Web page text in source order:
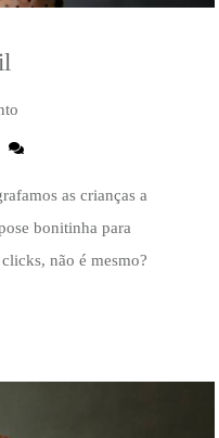
as crianças a
bonitinha para
não é mesmo?